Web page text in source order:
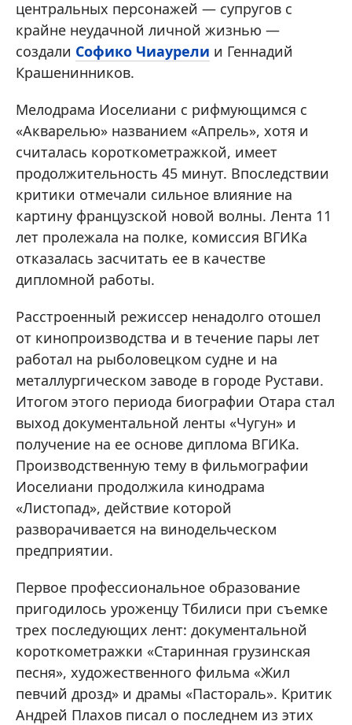
центральных персонажей — супругов с
крайне неудачной личной жизнью —
создали Софико Чиаурели и Геннадий
Крашенинников.
Мелодрама Иоселиани с рифмующимся с
«Акварелью» названием «Апрель», хотя и
считалась короткометражкой, имеет
продолжительность 45 минут. Впоследствии
критики отмечали сильное влияние на
картину французской новой волны. Лента 11
лет пролежала на полке, комиссия ВГИКа
отказалась засчитать ее в качестве
дипломной работы.
Расстроенный режиссер ненадолго отошел
от кинопроизводства и в течение пары лет
работал на рыболовецком судне и на
металлургическом заводе в городе Рустави.
Итогом этого периода биографии Отара стал
выход документальной ленты «Чугун» и
получение на ее основе диплома ВГИКа.
Производственную тему в фильмографии
Иоселиани продолжила кинодрама
«Листопад», действие которой
разворачивается на винодельческом
предприятии.
Первое профессиональное образование
пригодилось уроженцу Тбилиси при съемке
трех последующих лент: документальной
короткометражки «Старинная грузинская
песня», художественного фильма «Жил
певчий дрозд» и драмы «Пастораль». Критик
Андрей Плахов писал о последнем из этих